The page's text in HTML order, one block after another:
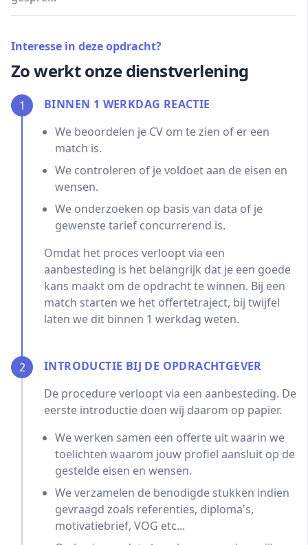
Interesse in deze opdracht?
Zo werkt onze dienstverlening
1
BINNEN 1 WERKDAG REACTIE
We beoordelen je CV om te zien of er een
match is.
We controleren of je voldoet aan de eisen en
wensen.
We onderzoeken op basis van data of je
gewenste tarief concurrerend is.
Omdat het proces verloopt via een
aanbesteding is het belangrijk dat je een goede
kans maakt om de opdracht te winnen. Bij een
match starten we het offertetraject, bij twijfel
laten we dit binnen 1 werkdag weten.
2
INTRODUCTIE BIJ DE OPDRACHTGEVER
De procedure verloopt via een aanbesteding. De
eerste introductie doen wij daarom op papier.
We werken samen een offerte uit waarin we
toelichten waarom jouw profiel aansluit op de
gestelde eisen en wensen.
We verzamelen de benodigde stukken indien
gevraagd zoals referenties, diploma's,
motivatiebrief, VOG etc...